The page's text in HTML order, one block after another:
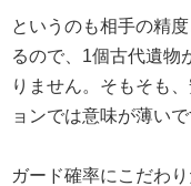
というのも相手の精
るので、1個古代遺物
りません。そもそも
ョンでは意味が薄いで
ガード確率にこだわ